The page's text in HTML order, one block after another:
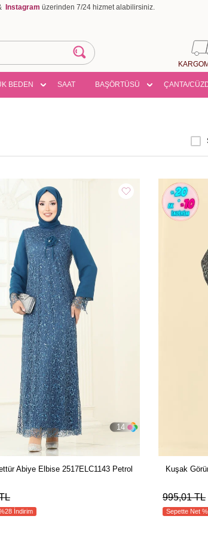
Instagram üzerinden 7/24 hizmet alabilirsiniz.
BEDEN SAAT BAŞÖRTÜSÜ ÇANTA/
14
Abiye Elbise 2517ELC1143 Petrol
İndirim
Kuşak
995,01 TL
Sepette Net